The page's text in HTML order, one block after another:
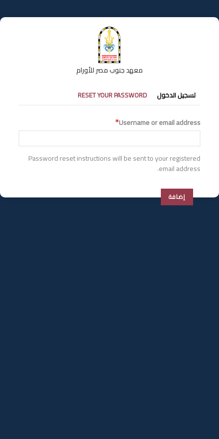
إلى
المحتوى
معهد جنوب مصر للأورام
التبويبات
الأساسية
تسجيل الدخول RESET YOUR PASSWORD
Username or email address
Password reset instructions will be sent to your registered
email address.